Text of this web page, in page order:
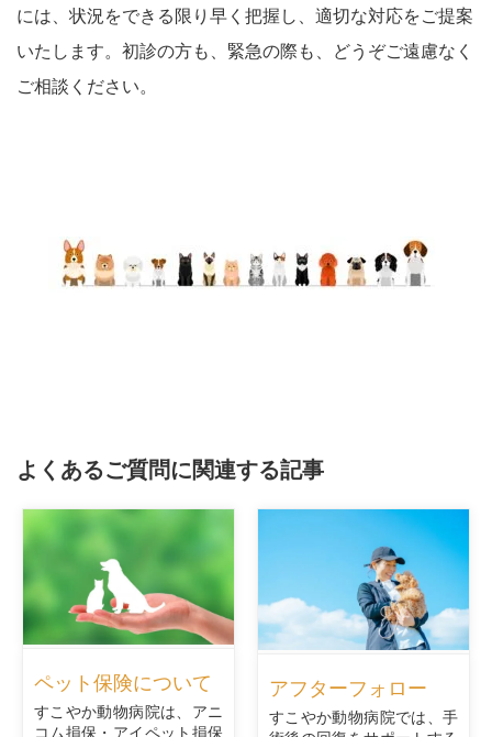
には、状況をできる限り早く把握し、適切な対応をご提案
いたします。初診の方も、緊急の際も、どうぞご遠慮なく
ご相談ください。
よくあるご質問に関連する記事
ペット保険について
すこやか動物病院は、アニ
コム損保・アイペット損保
アフターフォロー
すこやか動物病院では、手